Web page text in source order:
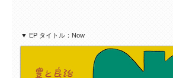
▼ EP タイトル：Now